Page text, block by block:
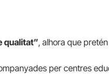
qualitat”, alhora que
per centres